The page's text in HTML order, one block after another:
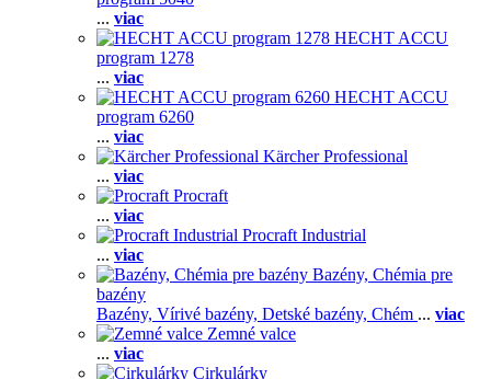
... viac
HECHT ACCU
program 1278
... viac
HECHT ACCU
program 6260
... viac
Kärcher Professional
... viac
Procraft
... viac
Procraft Industrial
... viac
Bazény, Chémia pre
bazény
Bazény, Vírivé bazény, Detské bazény, Chém ... viac
Zemné valce
... viac
Cirkulárky